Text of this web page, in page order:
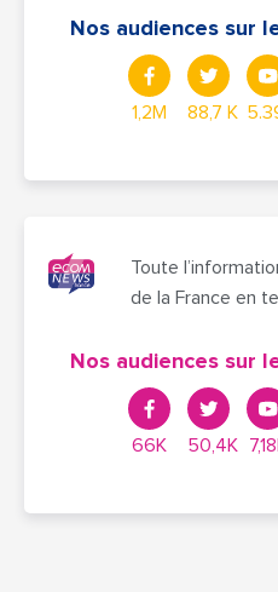
Nos audiences sur
1,2M 88,7 K
Toute
de la France en
Nos audiences sur
66K 50,4K